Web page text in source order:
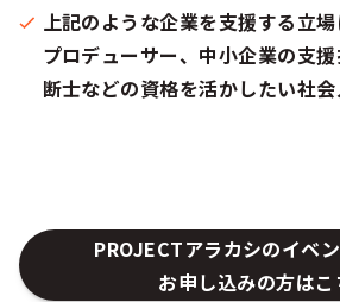
上記のような企業を支援する立場
プロデューサー、中小企業の支
断士などの資格を活かしたい社
PROJECTアラカシのイベ
お申し込みの方はこ